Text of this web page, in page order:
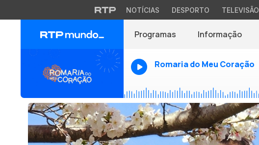
NOTÍCIAS DESPORTO TELEVISÃO
Programas Informação
Romaria do Meu Coração